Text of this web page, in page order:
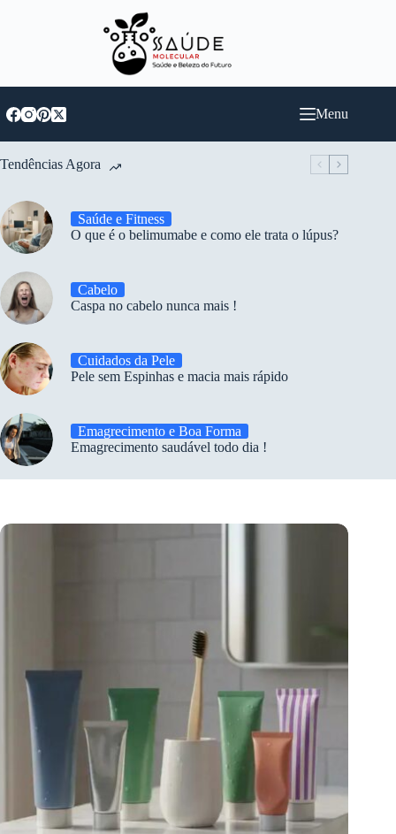
Menu
Tendências Agora
Saúde e Fitness
O que é o belimumabe e como ele trata o lúpus?
Cabelo
Caspa no cabelo nunca mais !
Cuidados da Pele
Pele sem Espinhas e macia mais rápido
Emagrecimento e Boa Forma
Emagrecimento saudável todo dia !